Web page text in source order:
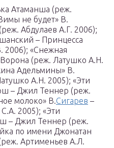
Атаманша (реж.
не будет» В.
Абдулаев А.Г. 2006);
– Принцесса
2006); «Снежная
(реж. Латушко А.Н.
Адельмины» В.
А.Н. 2005); «Эти
– Джил Теннер (реж.
молоко» В.Сигарев –
2005); «Эти
– Джил Теннер (реж.
по имени Джонатан
Артименьев А.Л.